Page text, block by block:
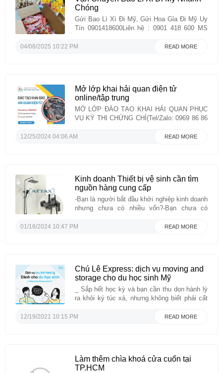
Chóng
Gửi Bao Lì Xì Đi Mỹ, Gửi Hoa Gỉa Đi Mỹ Uy
Tín 0901418600Liên hệ : 0901 418 600 MS
Nhất Phát Express .Từ xưa, tiền mừng tuổi
04/08/2025 10:22 PM READ MORE
Mở lớp khai hải quan điện tử
online/tập trung
MỞ LỚP ĐÀO TẠO KHAI HẢI QUAN PHỤC
VỤ KỲ THI CHỨNG CHỈ(Tel/Zalo: 0969 86 86
gửi: Các đơn vị, cá nhân có nhu cầu tham gia
12/25/2024 04:06 AM READ MORE
Kinh doanh Thiết bị vệ sinh cần tìm
nguồn hàng cung cấp
-Bạn là người bắt đầu khởi nghiệp kinh doanh
nhưng chưa có nhiều vốn?-Bạn chưa có
lựa chọn sản phẩm để kinh doanh sao cho
01/18/2024 10:47 PM READ MORE
Chú Lê Express: dịch vụ moving and
storage cho du học sinh Mỹ
_ Sắp hết học kỳ và bạn cần thu dọn hành lý
ra khỏi ký túc xá, nhưng không biết phải cất
nước Mỹ sau những ngày học hành căng
12/19/2021 10:15 PM READ MORE
Làm thêm chìa khoá cửa cuốn tại
TP.HCM